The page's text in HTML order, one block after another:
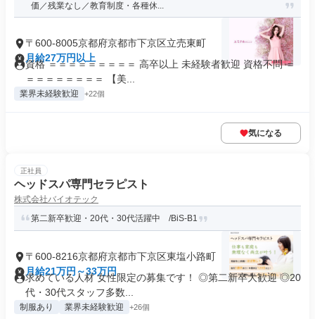
価／残業なし／教育制度・各種休...
〒600-8005京都府京都市下京区立売東町
月給27万円以上
資格 ＝＝＝＝＝＝＝＝＝ 高卒以上 未経験者歓迎 資格不問 ＝
＝＝＝＝＝＝＝＝ 【美...
業界未経験歓迎 +22個
気になる
正社員
ヘッドスパ専門セラピスト
株式会社バイオテック
第二新卒歓迎・20代・30代活躍中 /BiS-B1
〒600-8216京都府京都市下京区東塩小路町
月給21万円～33万円
求めている人材 女性限定の募集です！ ◎第二新卒大歓迎 ◎20
代・30代スタッフ多数...
制服あり 業界未経験歓迎 +26個